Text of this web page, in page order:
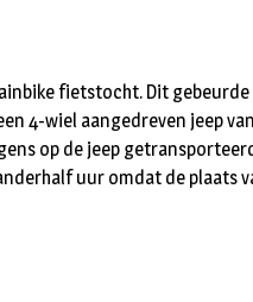
fietstocht. Dit
4-wiel aangedreven jeep
op de jeep
uur omdat de plaats